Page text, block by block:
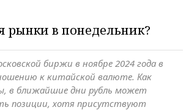
рынки в понедельник?
биржи в ноябре 2024 года в
к китайской валюте. Как
в ближайшие дни рубль может
позиции, хотя присутствуют